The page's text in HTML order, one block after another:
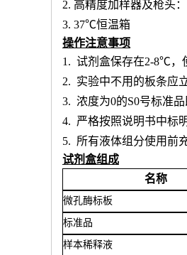
2. 高精度加样器及枪头：
3. 37℃恒温箱
操作注意事项
1. 试剂盒保存在2-8℃，
2. 实验中不用的板条应
3. 浓度为0的S0号标准
4. 严格按照说明书中标
5. 所有液体组分使用前
试剂盒组成
名称
微孔酶标板
标准品
样本稀释液